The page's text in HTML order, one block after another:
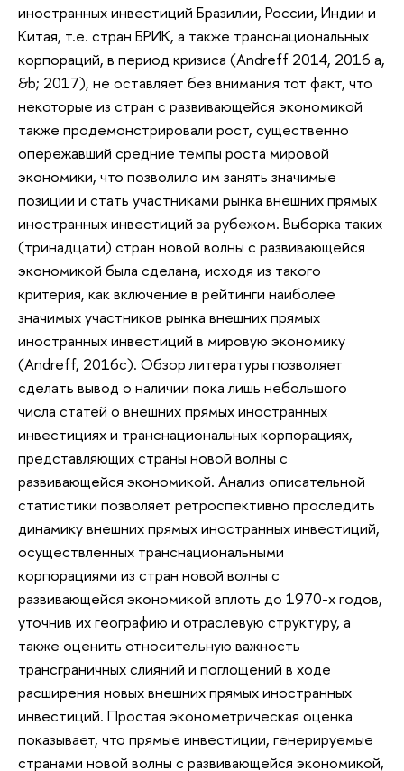
иностранных инвестиций Бразилии, России, Индии и
Китая, т.е. стран БРИК, а также транснациональных
корпораций, в период кризиса (Andreff 2014, 2016 a,
&b; 2017), не оставляет без внимания тот факт, что
некоторые из стран с развивающейся экономикой
также продемонстрировали рост, существенно
опережавший средние темпы роста мировой
экономики, что позволило им занять значимые
позиции и стать участниками рынка внешних прямых
иностранных инвестиций за рубежом. Выборка таких
(тринадцати) стран новой волны с развивающейся
экономикой была сделана, исходя из такого
критерия, как включение в рейтинги наиболее
значимых участников рынка внешних прямых
иностранных инвестиций в мировую экономику
(Andreff, 2016c). Обзор литературы позволяет
сделать вывод о наличии пока лишь небольшого
числа статей о внешних прямых иностранных
инвестициях и транснациональных корпорациях,
представляющих страны новой волны с
развивающейся экономикой. Анализ описательной
статистики позволяет ретроспективно проследить
динамику внешних прямых иностранных инвестиций,
осуществленных транснациональными
корпорациями из стран новой волны с
развивающейся экономикой вплоть до 1970-х годов,
уточнив их географию и отраслевую структуру, а
также оценить относительную важность
трансграничных слияний и поглощений в ходе
расширения новых внешних прямых иностранных
инвестиций. Простая эконометрическая оценка
показывает, что прямые инвестиции, генерируемые
странами новой волны с развивающейся экономикой,